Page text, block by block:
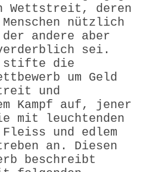
Wettstreit, deren
nützlich
andere aber
sei.
stifte die
um Geld
und
Kampf auf, jener
mit leuchtenden
und edlem
an. Diesen
beschreibt